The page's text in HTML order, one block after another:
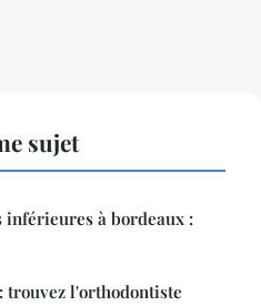
sujet
à bordeaux :
trouvez l'orthodontiste